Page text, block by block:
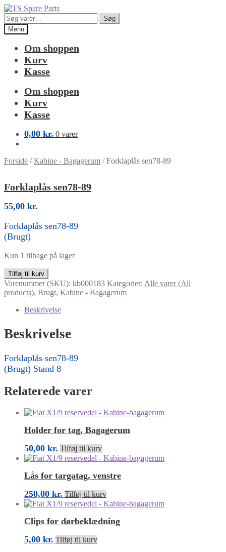
Spring
til
navigation
Spring
til
indhold
Søg
efter:
Søg
Menu
Om shoppen
Kurv
Kasse
Om shoppen
Kurv
Kasse
0,00 kr. 0 varer
Forside /Kabine - Bagagerum /Forklaplås sen78-89
Forklaplås sen78-89
55,00 kr.
Forklaplås sen78-89
(Brugt)
Kun 1 tilbage på lager
Forklaplås
sen78-
89
antal
Tilføj til kurv
Varenummer (SKU): kb000183 Kategorier: Alle varer (All
products), Brugt, Kabine - Bagagerum
Beskrivelse
Beskrivelse
Forklaplås sen78-89
(Brugt) Stand 8
Relaterede varer
Holder for tag, Bagagerum
50,00 kr. Tilføj til kurv
Lås for targatag, venstre
250,00 kr. Tilføj til kurv
Clips for dørbeklædning
5,00 kr. Tilføj til kurv